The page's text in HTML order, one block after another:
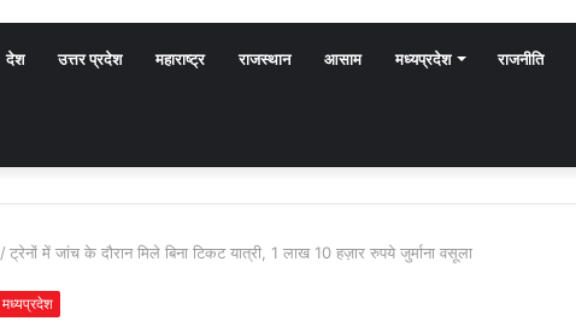
देश उत्तर प्रदेश महाराष्ट्र राजस्थान आसाम मध्यप्रदेश राजनीति
/ ट्रेनों में जांच के दौरान मिले बिना टिकट यात्री, 1 लाख 10 हज़ार रुपये जुर्माना वसूला
मध्यप्रदेश